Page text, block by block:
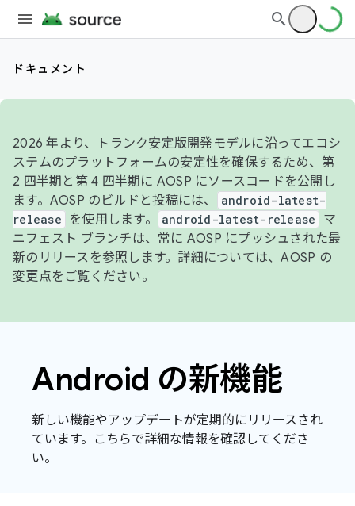
ドキュメント
2026 年より、トランク安定版開発モデルに沿ってエコシ
ステムのプラットフォームの安定性を確保するため、第
2 四半期と第 4 四半期に AOSP にソースコードを公開し
ます。AOSP のビルドと投稿には、
android-latest-
release
を使用します。 android-latest-release
マ
ニフェスト ブランチは、常に AOSP にプッシュされた最
新のリリースを参照します。詳細については、AOSP の
変更点をご覧ください。
Android の新機能
新しい機能やアップデートが定期的にリリースされ
ています。こちらで詳細な情報を確認してくださ
い。